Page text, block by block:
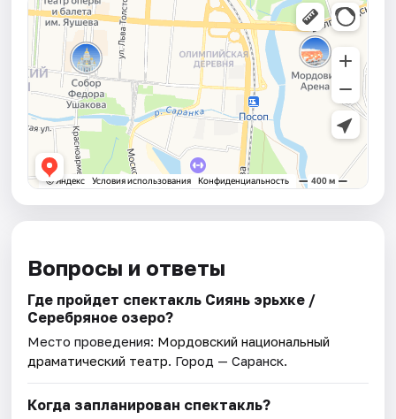
Вопросы и ответы
Где пройдет спектакль Сиянь эрьхке /
Серебряное озеро?
Место проведения: Мордовский национальный
драматический театр. Город — Саранск.
Когда запланирован спектакль?